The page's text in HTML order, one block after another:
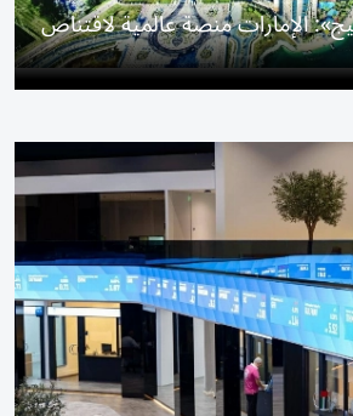
الإمارات منصة عالمية لاقتناص